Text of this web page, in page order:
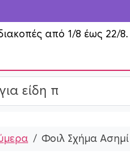
από 1/8 έως 22/
Φοιλ Σχήμα